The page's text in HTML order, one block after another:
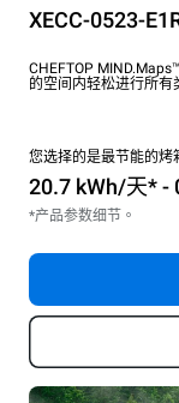
XECC-0523-
CHEFTOP
的空间内轻松进行所有
您选择的是最节能的烤
20.7 kWh/天* -
*产品参数细节。